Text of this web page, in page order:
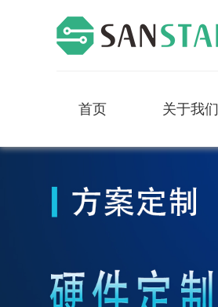
首页 关于我们